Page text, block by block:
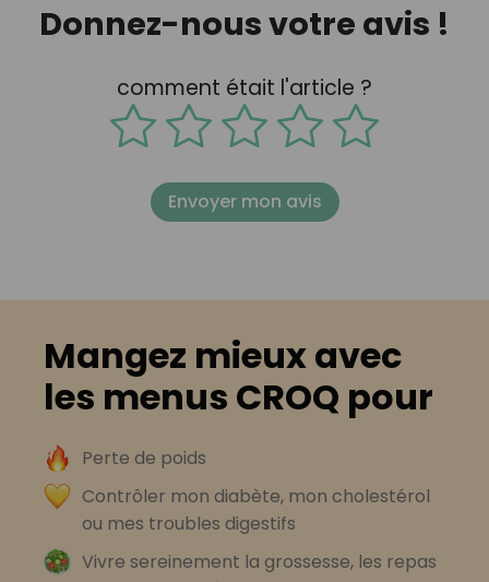
Donnez-nous votre avis !
comment était l'article ?
Envoyer mon avis
Mangez mieux avec
les menus CROQ pour
Perte de poids
Contrôler mon diabète, mon cholestérol
ou mes troubles digestifs
Vivre sereinement la grossesse, les repas